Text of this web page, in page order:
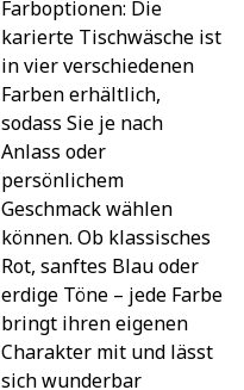
Farboptionen: Die
karierte Tischwäsche ist
in vier verschiedenen
Farben erhältlich,
sodass Sie je nach
Anlass oder
persönlichem
Geschmack wählen
können. Ob klassisches
Rot, sanftes Blau oder
erdige Töne – jede Farbe
bringt ihren eigenen
Charakter mit und lässt
sich wunderbar